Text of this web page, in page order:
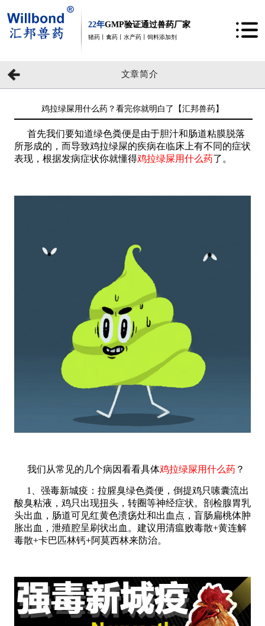
22年GMP验证通过兽药厂家
猪药丨禽药丨水产药丨饲料添加剂
文章简介
鸡拉绿屎用什么药？看完你就明白了【汇邦兽药】
首先我们要知道绿色粪便是由于胆汁和肠道粘膜脱落
所形成的，而导致鸡拉绿屎的疾病在临床上有不同的症状
表现，根据发病症状你就懂得鸡拉绿屎用什么药了。
我们从常见的几个病因看看具体鸡拉绿屎用什么药？
1、强毒新城疫：拉腥臭绿色粪便，倒提鸡只嗉囊流出
酸臭粘液，鸡只出现扭头，转圈等神经症状。剖检腺胃乳
头出血，肠道可见红黄色溃疡灶和出血点，盲肠扁桃体肿
胀出血，泄殖腔呈刷状出血。建议用清瘟败毒散+黄连解
毒散+卡巴匹林钙+阿莫西林来防治。